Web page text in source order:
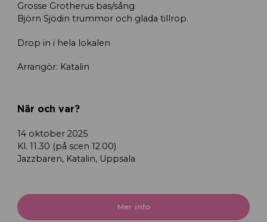
Grosse Grotherus bas/sång
Björn Sjödin trummor och glada tillrop.
Drop in i hela lokalen
Arrangör: Katalin
När och var?
14 oktober 2025
Kl. 11.30 (på scen 12.00)
Jazzbaren, Katalin, Uppsala
Mer info